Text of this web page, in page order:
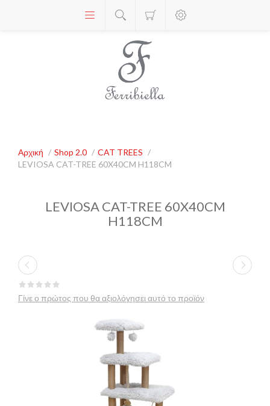
Αρχική / Shop 2.0 / CAT TREES /
LEVIOSA CAT-TREE 60X40CM H118CM
LEVIOSA CAT-TREE 60X40CM
H118CM
Γίνε ο πρώτος που θα αξιολόγησει αυτό το προϊόν